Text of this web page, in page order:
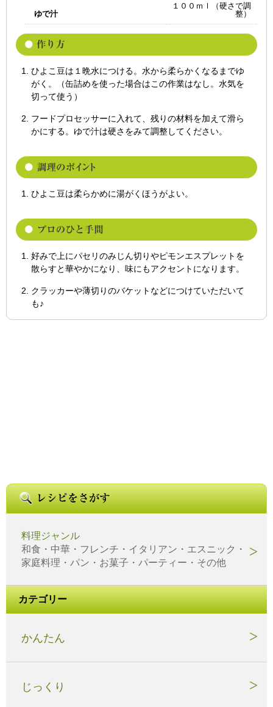
ゆで汁
１００ｍｌ（硬さで調
整）
ひよこ豆は１晩水につける。水から柔らかくなるまでゆ
がく。（缶詰めを使った場合はこの作業はなし。水気を
切って使う）
フードプロセッサーに入れて、残りの材料を加えて滑ら
かにする。ゆで汁は硬さをみて調整してください。
ひよこ豆は柔らかめに湯がくほうがよい。
好みで上にパセリのみじん切りやピモンエスプレットを
散らすと華やかになり、味にもアクセントになります。
クラッカーや薄切りのバケットなどにつけていただいて
も♪
料理ジャンル
和食・中華・フレンチ・イタリアン・エスニック・
家庭料理・パン・お菓子・パーティー・その他
カテゴリー
かんたん
じっくり